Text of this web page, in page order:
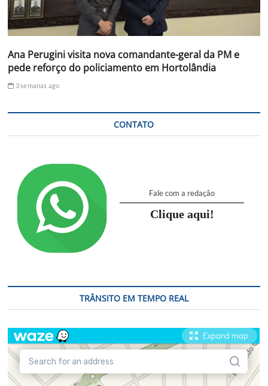
Ana Perugini visita nova comandante-geral da PM e
pede reforço do policiamento em Hortolândia
3 semanas ago
CONTATO
Fale com a redação
Clique aqui!
TRÂNSITO EM TEMPO REAL